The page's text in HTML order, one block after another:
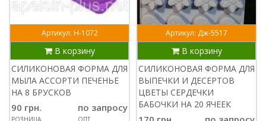
Артикул: Н-1072
В корзину
СИЛИКОНОВАЯ ФОРМА ДЛЯ
МЫЛА АССОРТИ ПЕЧЕНЬЕ
НА 8 БРУСКОВ
90 грн.
РОЗНИЦА
по запросу
ОПТ
Артикул: Дж-5517
В корзину
СИЛИКОНОВАЯ ФОРМА ДЛЯ
ВЫПЕЧКИ И ДЕСЕРТОВ
ЦВЕТЫ СЕРДЕЧКИ
БАБОЧКИ НА 20 ЯЧЕЕК